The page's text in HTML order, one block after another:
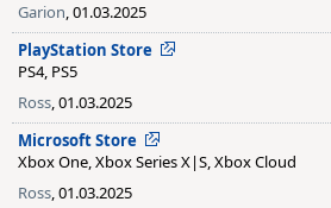
Garion, 01.03.2025
PlayStation Store
PS4, PS5
Ross, 01.03.2025
Microsoft Store
Xbox One, Xbox Series X|S, Xbox Cloud
Ross, 01.03.2025